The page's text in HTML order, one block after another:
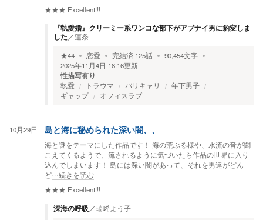
★★★ Excellent!!!
『執愛婚』クリーミー系ワンコな部下がアブナイ男に豹変しま
した ／蓮条
★44 恋愛 完結済 125話 90,454文字
2025年11月4日 18:16更新
性描写有り
執愛 トラウマ バリキャリ
年下男子
ギャップ
オフィスラブ
10月29日 島と海に秘められた深い闇、、
海と謎をテーマにした作品です！ 海の荒ぶる様や、水流の音が聞
こえてくるようで、流されるように気づいたら作品の世界に入り
込んでしまいます！ 島には深い闇があって、それを男達がどん
ど…続きを読む
★★★ Excellent!!!
深海の呼吸 ／瑞唏よう子